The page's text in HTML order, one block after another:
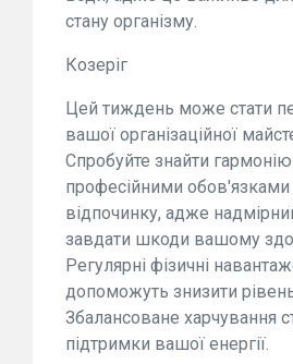
стану організму.
Козеріг
Цей тиждень може стати
вашої організаційної
Спробуйте знайти
професійними обов'язками
відпочинку, адже
завдати шкоди вашому
Регулярні фізичні
допоможуть знизити
Збалансоване харчування
підтримки вашої енергії.